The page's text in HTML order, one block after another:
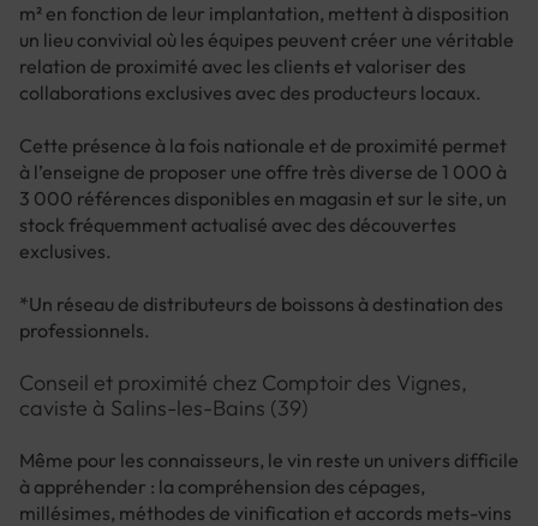
m² en fonction de leur implantation, mettent à disposition
un lieu convivial où les équipes peuvent créer une véritable
relation de proximité avec les clients et valoriser des
collaborations exclusives avec des producteurs locaux.
Cette présence à la fois nationale et de proximité permet
à l’enseigne de proposer une offre très diverse de 1 000 à
3 000 références disponibles en magasin et sur le site, un
stock fréquemment actualisé avec des découvertes
exclusives.
*Un réseau de distributeurs de boissons à destination des
professionnels.
Conseil et proximité chez Comptoir des Vignes,
caviste à Salins-les-Bains (39)
Même pour les connaisseurs, le vin reste un univers difficile
à appréhender : la compréhension des cépages,
millésimes, méthodes de vinification et accords mets-vins